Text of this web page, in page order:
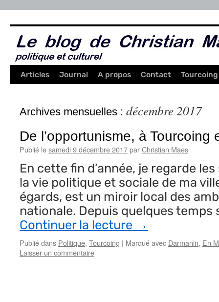
Articles Journal A propos Contact Tourcoing
Archives mensuelles : décembre 2017
De l’opportunisme, à
Publié lesamedi 9 décembre 2017parChristian Maes
En cette fin d’année, je regarde
la vie politique et sociale de ma
égards, est un miroir local des
nationale. Depuis quelques temps
Continuer la lecture →
Publié dans Politique, Tourcoing | Marqué avec Darmanin, En
Laisser un commentaire